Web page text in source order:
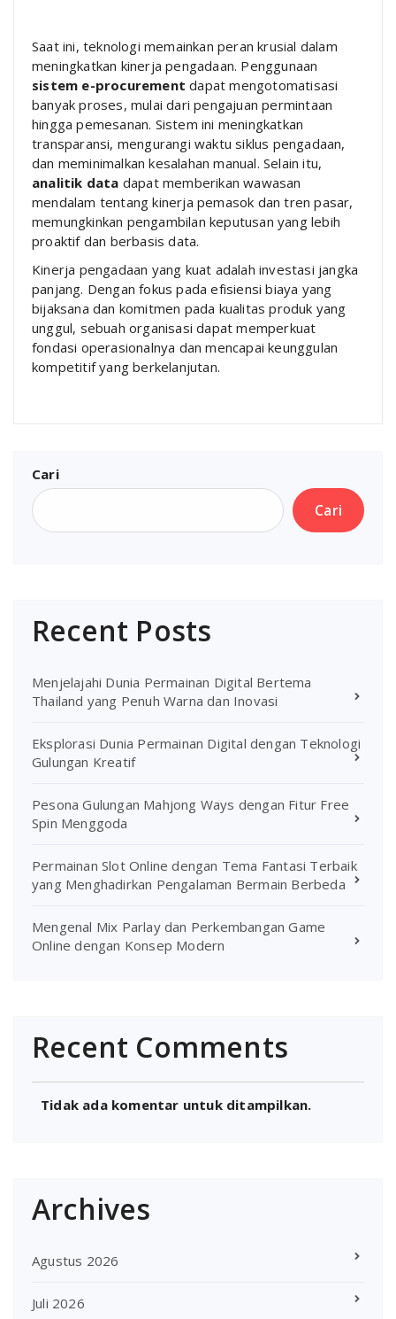
Saat ini, teknologi memainkan peran krusial dalam
meningkatkan kinerja pengadaan. Penggunaan
sistem e-procurement dapat mengotomatisasi
banyak proses, mulai dari pengajuan permintaan
hingga pemesanan. Sistem ini meningkatkan
transparansi, mengurangi waktu siklus pengadaan,
dan meminimalkan kesalahan manual. Selain itu,
analitik data dapat memberikan wawasan
mendalam tentang kinerja pemasok dan tren pasar,
memungkinkan pengambilan keputusan yang lebih
proaktif dan berbasis data.
Kinerja pengadaan yang kuat adalah investasi jangka
panjang. Dengan fokus pada efisiensi biaya yang
bijaksana dan komitmen pada kualitas produk yang
unggul, sebuah organisasi dapat memperkuat
fondasi operasionalnya dan mencapai keunggulan
kompetitif yang berkelanjutan.
Cari
Cari
Recent Posts
Menjelajahi Dunia Permainan Digital Bertema
Thailand yang Penuh Warna dan Inovasi
Eksplorasi Dunia Permainan Digital dengan Teknologi
Gulungan Kreatif
Pesona Gulungan Mahjong Ways dengan Fitur Free
Spin Menggoda
Permainan Slot Online dengan Tema Fantasi Terbaik
yang Menghadirkan Pengalaman Bermain Berbeda
Mengenal Mix Parlay dan Perkembangan Game
Online dengan Konsep Modern
Recent Comments
Tidak ada komentar untuk ditampilkan.
Archives
Agustus 2026
Juli 2026